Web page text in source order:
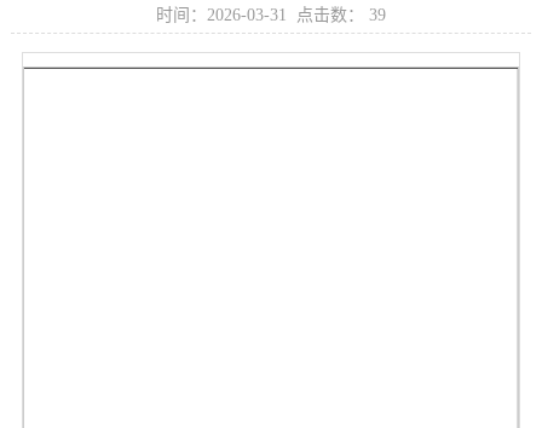
时间：2026-03-31 点击数： 39